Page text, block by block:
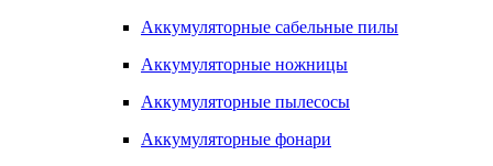
Аккумуляторные сабельные пилы
Аккумуляторные ножницы
Аккумуляторные пылесосы
Аккумуляторные фонари